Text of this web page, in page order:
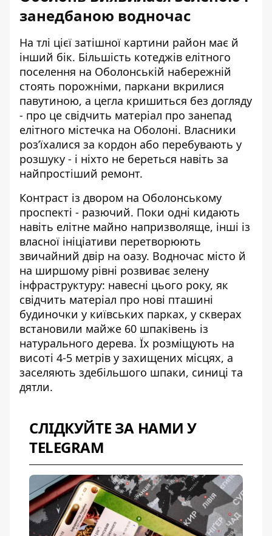
занедбаною водночас
На тлі цієї затішної картини район має й
інший бік. Більшість котеджів елітного
поселення на Оболонській набережній
стоять порожніми, паркани вкрилися
павутиною, а цегла кришиться без догляду
- про це свідчить матеріал про занепад
елітного містечка на Оболоні. Власники
розʼїхалися за кордон або перебувають у
розшуку - і ніхто не береться навіть за
найпростіший ремонт.
Контраст із двором на Оболонському
проспекті - разючий. Поки одні кидають
навіть елітне майно напризволяще, інші із
власної ініціативи перетворюють
звичайний двір на оазу. Водночас місто й
на ширшому рівні розвиває зелену
інфраструктуру: навесні цього року, як
свідчить матеріал про нові пташині
будиночки у київських парках, у скверах
встановили майже 60 шпаківень із
натурального дерева. Їх розміщують на
висоті 4-5 метрів у захищених місцях, а
заселяють здебільшого шпаки, синиці та
дятли.
СЛІДКУЙТЕ ЗА НАМИ У
TELEGRAM